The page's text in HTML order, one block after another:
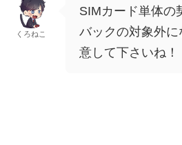
くろねこ
SIMカード単体の
バックの対象外
意して下さいね！